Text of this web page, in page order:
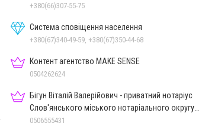
+380(66)307-55-75
Система сповіщення населення
+380(67)340-49-59, +380(67)350-44-68
Контент агентство MAKE SENSE
0504262624
Бігун Віталій Валерійович - приватний нотаріус
Слов'янського міського нотаріального округу
Дон.обл.
0506555431